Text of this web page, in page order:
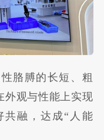
胳膊的长短、粗
外观与性能上实现
共融，达成“人能